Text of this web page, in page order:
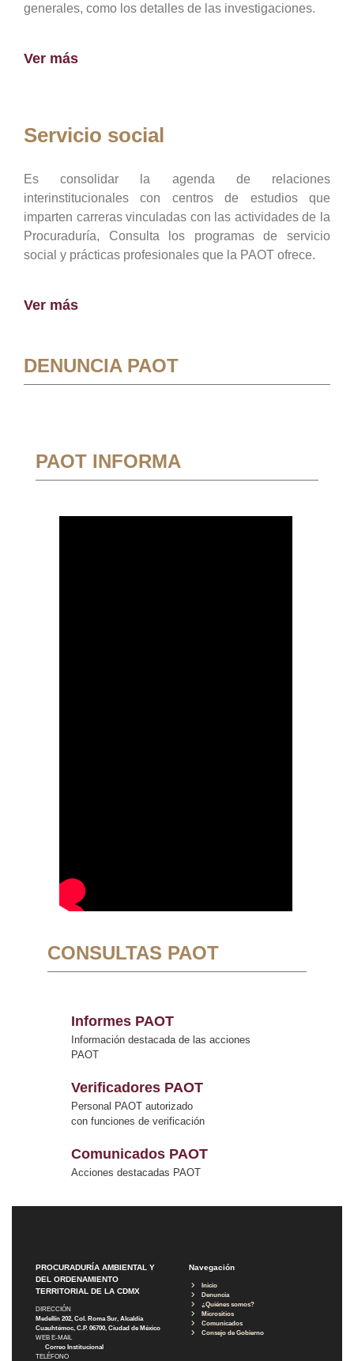
generales, como los detalles de las investigaciones.
Ver más
Servicio social
Es consolidar la agenda de relaciones
interinstitucionales con centros de estudios que
imparten carreras vinculadas con las actividades de la
Procuraduría, Consulta los programas de servicio
social y prácticas profesionales que la PAOT ofrece.
Ver más
DENUNCIA PAOT
PAOT INFORMA
CONSULTAS PAOT
Informes PAOT
Información destacada de las acciones
PAOT
Verificadores PAOT
Personal PAOT autorizado
con funciones de verificación
Comunicados PAOT
Acciones destacadas PAOT
PROCURADURÍA AMBIENTAL Y
DEL ORDENAMIENTO
TERRITORIAL DE LA CDMX
DIRECCIÓN
Medellín 202, Col. Roma Sur, Alcaldía
Cuauhtémoc, C.P. 06700, Ciudad de México
WEB E-MAIL
Correo Institucional
TELÉFONO
Navegación
Inicio
Denuncia
¿Quiénes somos?
Micrositios
Comunicados
Consejo de Gobierno